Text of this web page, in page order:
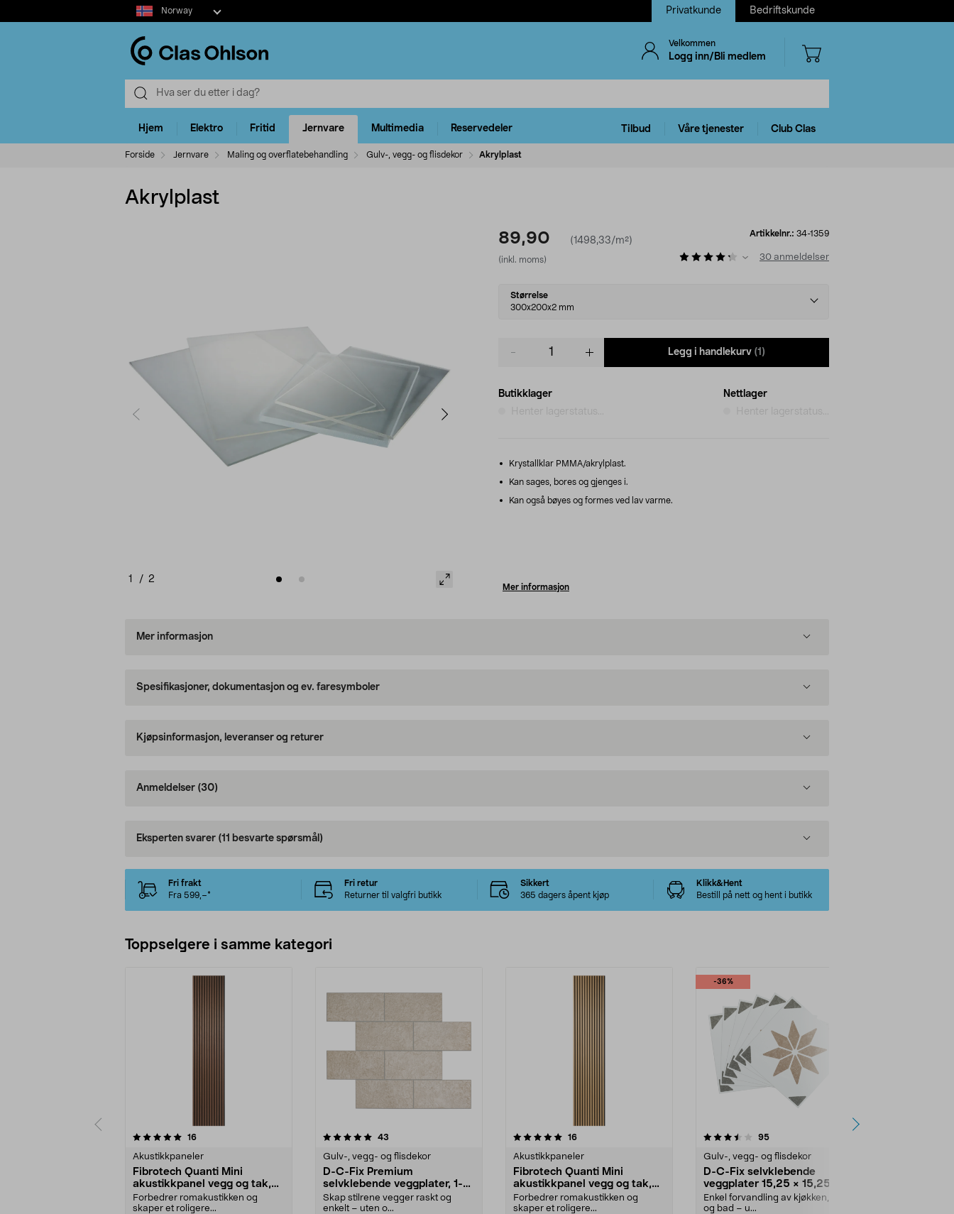
Select
market
Norway Privatkunde Bedriftskunde
Velkommen
Logg inn/Bli medlem
Hjem Elektro Fritid Jernvare Multimedia Reservedeler Tilbud Våre tjenester Club Clas
Forside Jernvare Maling og overflatebehandling Gulv-, vegg- og flisdekor Akrylplast
Akrylplast
1 / 2
89,90 (1498,33/m²)
(inkl. moms)
Artikkelnr.: 34-1359
30 anmeldelser
Select
variant
Størrelse
300x200x2 mm
Legg i handlekurv (1)
Butikklager
Henter lagerstatus...
Nettlager
Henter lagerstatus...
Krystallklar PMMA/akrylplast.
Kan sages, bores og gjenges i.
Kan også bøyes og formes ved lav varme.
Mer informasjon
Mer informasjon
Spesifikasjoner, dokumentasjon og ev. faresymboler
Kjøpsinformasjon, leveranser og returer
Anmeldelser (30)
Eksperten svarer (11 besvarte spørsmål)
Fri frakt
Fra 599,–*
Fri retur
Returner til valgfri butikk
Sikkert
365 dagers åpent kjøp
Klikk&Hent
Bestill på nett og hent i butikk
Toppselgere i samme kategori
16anmeldelser
Akustikkpaneler
Fibrotech Quanti Mini
akustikkpanel vegg og tak,
2-pakning
Forbedrer romakustikken og
skaper et roligere...
5.0 av 5 stjerner 43
Gulv-, vegg- og flisdekor
D-C-Fix Premium
selvklebende veggplater, 1-
pakning
Skap stilrene vegger raskt og
enkelt – uten o...
5.0 av 5 stjerner 16anmeldelser
Akustikkpaneler
Fibrotech Quanti Mini
akustikkpanel vegg og tak,
2-pakning
Forbedrer romakustikken og
skaper et roligere...
-36%
3.5 av 5 stjerner 95anmeldelser
Gulv-, vegg- og flisdekor
D-C-Fix selvklebende
veggplater 15,25 × 15,25 cm,
6-pakning
Enkel forvandling av kjøkken, gang
og bad – u...
3.5 av 5 stjerner